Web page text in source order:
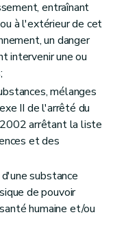
entraînant
à l'extérieur de cet
un danger
intervenir une ou
mélanges
II de l'arrêté du
arrêtant la liste
et des
substance
de pouvoir
humaine et/ou